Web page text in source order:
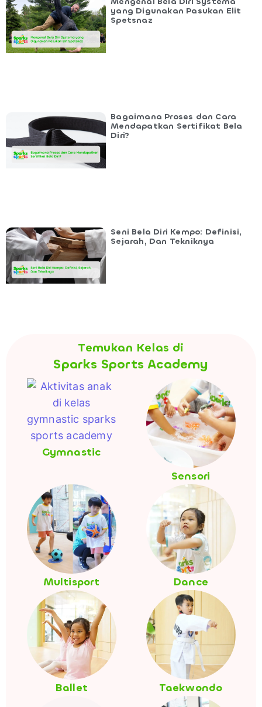
yang Digunakan Pasukan Elit
Spetsnaz
Bagaimana Proses dan Cara
Mendapatkan Sertifikat Bela
Diri?
Seni Bela Diri Kempo: Definisi,
Sejarah, Dan Tekniknya
Temukan Kelas di
Sparks Sports Academy
Gymnastic
Sensori
Multisport Dance
Ballet Taekwondo